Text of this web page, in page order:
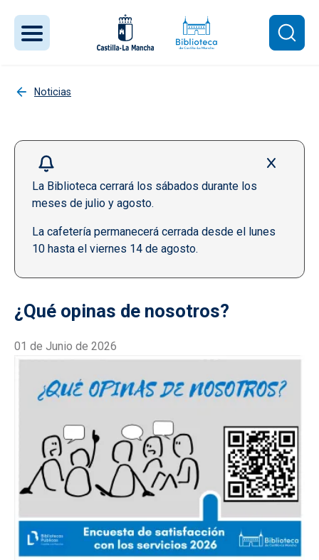
Noticias
La Biblioteca cerrará los sábados durante los
meses de julio y agosto.
La cafetería permanecerá cerrada desde el lunes
10 hasta el viernes 14 de agosto.
¿Qué opinas de nosotros?
01 de Junio de 2026